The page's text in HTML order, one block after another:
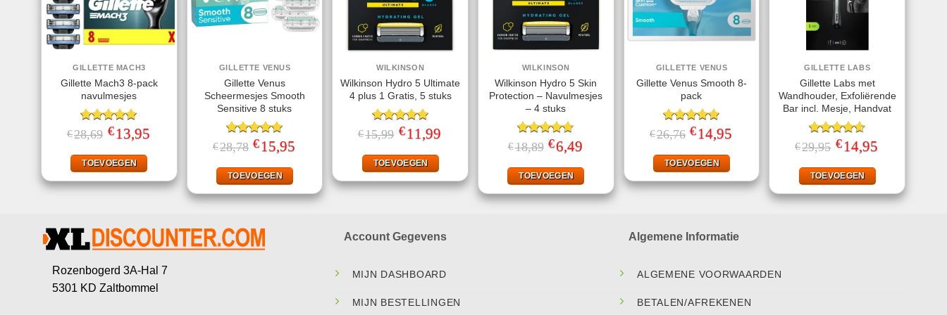
GILLETTE MACH3
Gillette Mach3 8-pack
navulmesjes
Gewaardeerd
5.00uit 5
€28,69 Oorspronkelijke
prijs
€28,69.
€ 13,95prijs
TOEVOEGEN
GILLETTE VENUS
Gillette Venus
Scheermesjes Smooth
Sensitive 8 stuks
Gewaardeerd
5.00uit 5
€28,78 Oorspronkelijke
prijs
€28,78.
€ 15,95
TOEVOEGEN
WILKINSON
Wilkinson Hydro 5 Ultimate
4 plus 1 Gratis, 5 stuks
Gewaardeerd
5.00uit 5
€15,99 Oorspronkelijke
prijs
€15,99.
€ 11,99Huidige
TOEVOEGEN
WILKINSON
Wilkinson Hydro 5 Skin
Protection – Navulmesjes
– 4 stuks
Gewaardeerd
4.67uit 5
€18,89 Oorspronkelijke
prijs
€18,89.
€6,49
€6,49.
TOEVOEGEN
GILLETTE VENUS
Gillette Venus Smooth 8-
pack
Gewaardeerd
5.00uit 5
€26,76 Oorspronkelijke
prijs
€26,76.
€ 14,95
TOEVOEGEN
GILLETTE LABS
Gillette Labs met
Wandhouder, Exfoliërende
Bar incl. Mesje, Handvat
Gewaardeerd
4.57uit 5
€29,95 Oorspronkelijke
prijs
€29,95.
€ 14,95prijs
TOEVOEGEN
Rozenbogerd 3A-Hal 7
5301 KD Zaltbommel
Account Gegevens
MIJN DASHBOARD
MIJN BESTELLINGEN
Algemene Informatie
ALGEMENE VOORWAARDEN
BETALEN/AFREKENEN